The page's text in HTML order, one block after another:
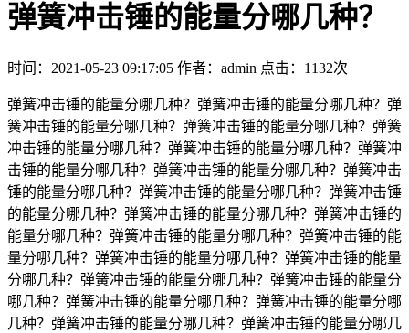
弹簧冲击锤的能量分哪几种？
时间：2021-05-23 09:17:05 作者：admin 点击： 1132次
弹簧冲击锤的能量分哪几种？弹簧冲击锤的能量分哪几种？弹
簧冲击锤的能量分哪几种？弹簧冲击锤的能量分哪几种？弹簧
冲击锤的能量分哪几种？弹簧冲击锤的能量分哪几种？弹簧冲
击锤的能量分哪几种？弹簧冲击锤的能量分哪几种？弹簧冲击
锤的能量分哪几种？弹簧冲击锤的能量分哪几种？弹簧冲击锤
的能量分哪几种？弹簧冲击锤的能量分哪几种？弹簧冲击锤的
能量分哪几种？弹簧冲击锤的能量分哪几种？弹簧冲击锤的能
量分哪几种？弹簧冲击锤的能量分哪几种？弹簧冲击锤的能量
分哪几种？弹簧冲击锤的能量分哪几种？弹簧冲击锤的能量分
哪几种？弹簧冲击锤的能量分哪几种？弹簧冲击锤的能量分哪
几种？弹簧冲击锤的能量分哪几种？弹簧冲击锤的能量分哪几